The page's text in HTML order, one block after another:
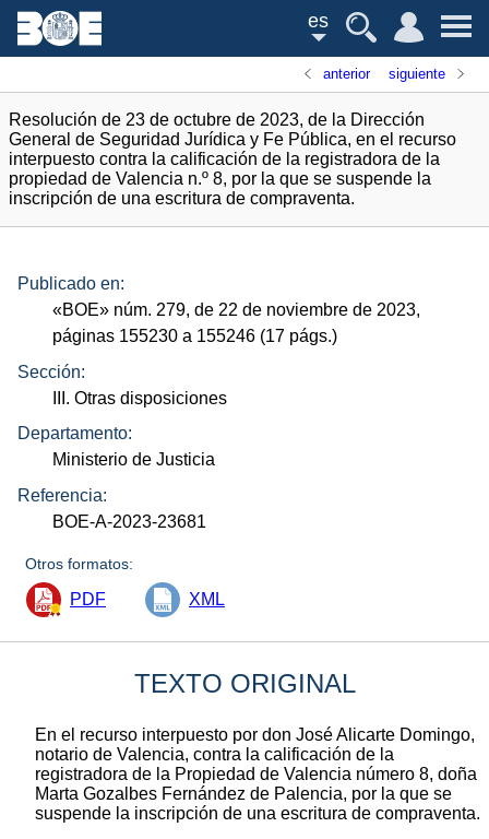
es
anterior siguiente
Resolución de 23 de octubre de 2023, de la Dirección
General de Seguridad Jurídica y Fe Pública, en el recurso
interpuesto contra la calificación de la registradora de la
propiedad de Valencia n.º 8, por la que se suspende la
inscripción de una escritura de compraventa.
Publicado en:
«BOE» núm. 279, de 22 de noviembre de 2023,
páginas 155230 a 155246 (17 págs.)
Sección:
III. Otras disposiciones
Departamento:
Ministerio de Justicia
Referencia:
BOE-A-2023-23681
Otros formatos:
PDF XML
TEXTO ORIGINAL
En el recurso interpuesto por don José Alicarte Domingo,
notario de Valencia, contra la calificación de la
registradora de la Propiedad de Valencia número 8, doña
Marta Gozalbes Fernández de Palencia, por la que se
suspende la inscripción de una escritura de compraventa.